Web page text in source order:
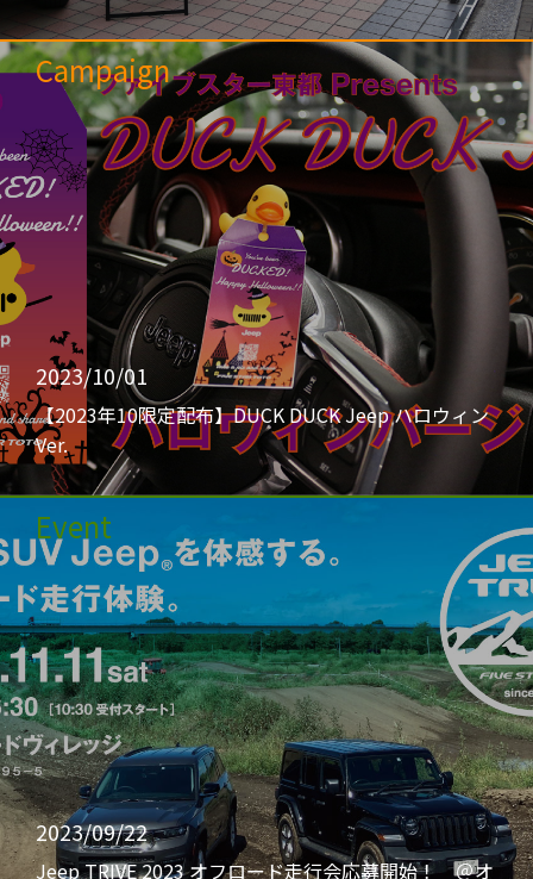
Campaign
2023/10/01
【2023年10限定配布】DUCK DUCK Jeep ハロウィン
Ver.
Event
2023/09/22
Jeep TRIVE 2023 オフロード走行会応募開始！ ＠オ